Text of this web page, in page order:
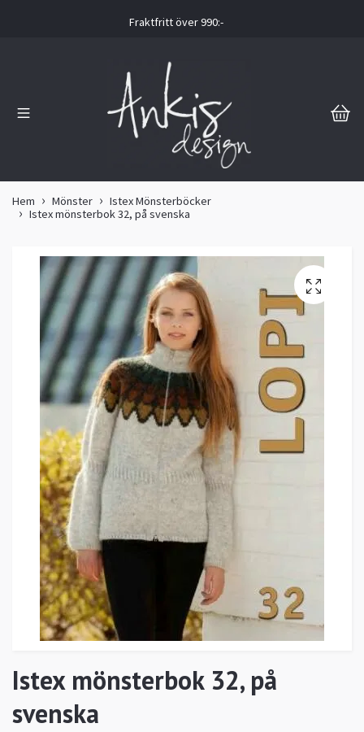
Fraktfritt över 990:-
Hem Mönster
Istex Mönsterböcker
Istex mönsterbok 32, på svenska
Istex mönsterbok 32, på
svenska